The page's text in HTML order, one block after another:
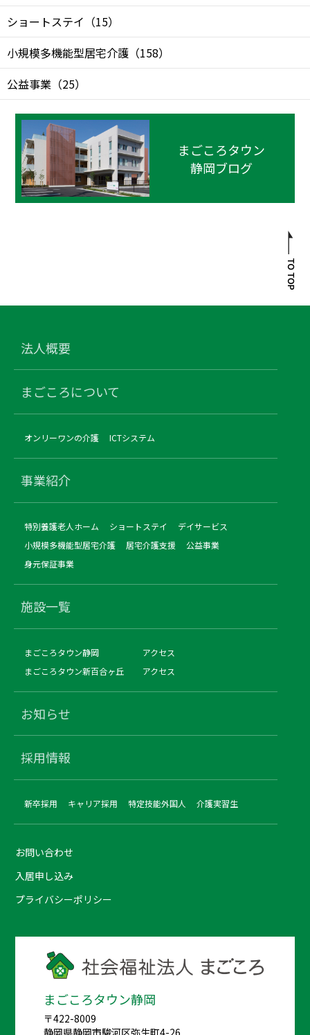
ショートステイ （15）
小規模多機能型居宅介護 （158）
公益事業 （25）
まごころタウン
静岡ブログ
法人概要
まごころについて
オンリーワンの介護 ICTシステム
事業紹介
特別養護老人ホーム ショートステイ
デイサービス
小規模多機能型居宅介護
居宅介護支援
公益事業
身元保証事業
施設一覧
まごころタウン静岡
アクセス
まごころタウン新百合ヶ丘
アクセス
お知らせ
採用情報
新卒採用 キャリア採用 特定技能外国人 介護実習生
お問い合わせ
入居申し込み
プライバシーポリシー
まごころタウン静岡
〒422-8009
静岡県静岡市駿河区弥生町4-26